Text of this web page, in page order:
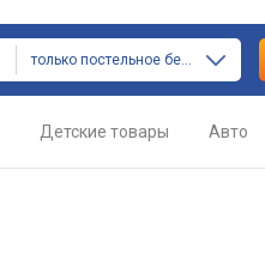
только постельное белье
Детские товары Авто